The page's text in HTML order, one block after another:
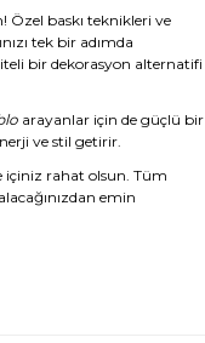
baskı teknikleri ve
tek bir adımda
bir dekorasyon alternatifi
arayanlar için de güçlü bir
ve stil getirir.
rahat olsun. Tüm
emin